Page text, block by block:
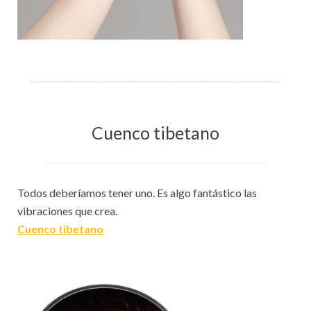
Cuenco tibetano
Todos deberíamos tener uno. Es algo fantástico las
vibraciones que crea.
Cuenco tibetano